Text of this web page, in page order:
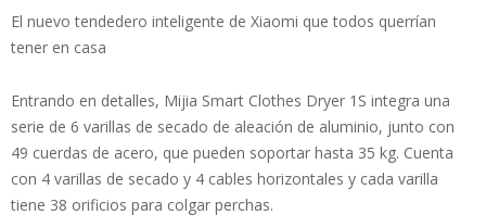
El nuevo tendedero inteligente de Xiaomi que todos querrían
tener en casa
Entrando en detalles, Mijia Smart Clothes Dryer 1S integra una
serie de 6 varillas de secado de aleación de aluminio, junto con
49 cuerdas de acero, que pueden soportar hasta 35 kg. Cuenta
con 4 varillas de secado y 4 cables horizontales y cada varilla
tiene 38 orificios para colgar perchas.